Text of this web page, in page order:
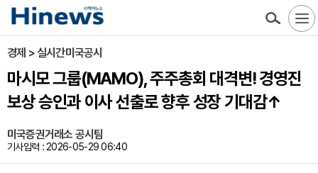
경제 > 실시간미국공시
마시모 그룹(MAMO), 주주총회 대격변! 경영진
보상 승인과 이사 선출로 향후 성장 기대감↑
미국증권거래소 공시팀
기사입력 : 2026-05-29 06:40